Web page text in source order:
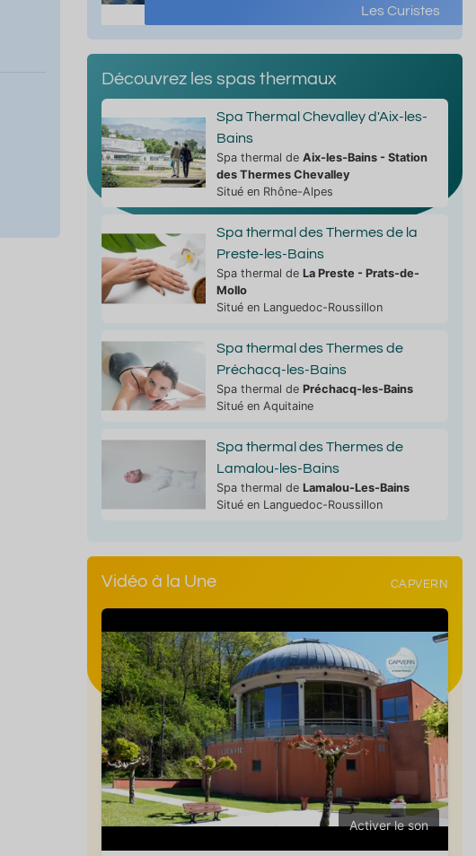
Les Curistes
Découvrez les spas thermaux
Spa Thermal Chevalley d'Aix-les-
Bains
Spa thermal de Aix-les-Bains - Station
des Thermes Chevalley
Situé en Rhône-Alpes
Spa thermal des Thermes de la
Preste-les-Bains
Spa thermal de La Preste - Prats-de-
Mollo
Situé en Languedoc-Roussillon
Spa thermal des Thermes de
Préchacq-les-Bains
Spa thermal de Préchacq-les-Bains
Situé en Aquitaine
Spa thermal des Thermes de
Lamalou-les-Bains
Spa thermal de Lamalou-Les-Bains
Situé en Languedoc-Roussillon
Vidéo à la Une CAPVERN
Activer le son